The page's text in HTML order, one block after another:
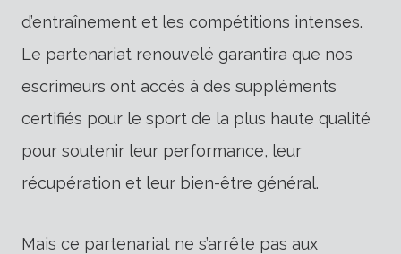
d’entraînement et les compétitions intenses.
Le partenariat renouvelé garantira que nos
escrimeurs ont accès à des suppléments
certifiés pour le sport de la plus haute qualité
pour soutenir leur performance, leur
récupération et leur bien-être général.
Mais ce partenariat ne s’arrête pas aux